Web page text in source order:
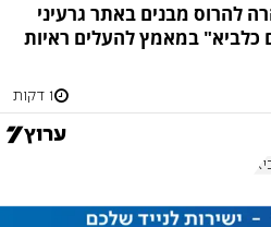
להרוס מבנים באתר גרעיני
במאמץ להעלים ראיות
1 דקות